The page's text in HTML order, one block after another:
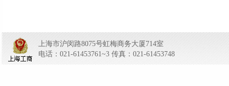
上海市沪闵路8075号虹梅商务大厦714室
电话：021-61453761~3 传真：021-61453748